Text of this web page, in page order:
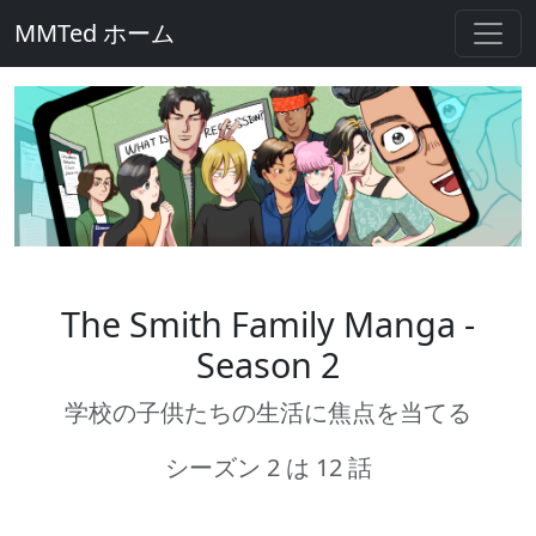
MMTed ホーム
The Smith Family Manga -
Season 2
学校の子供たちの生活に焦点を当てる
シーズン 2 は 12 話